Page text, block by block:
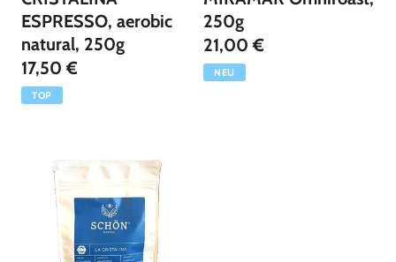
ESPRESSO, aerobic
natural, 250g
17,50 €
TOP
250g
21,00 €
NEU